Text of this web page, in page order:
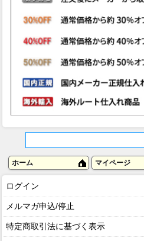
ホーム マイページ
ログイン
メルマガ申込/停止
特定商取引法に基づく表示